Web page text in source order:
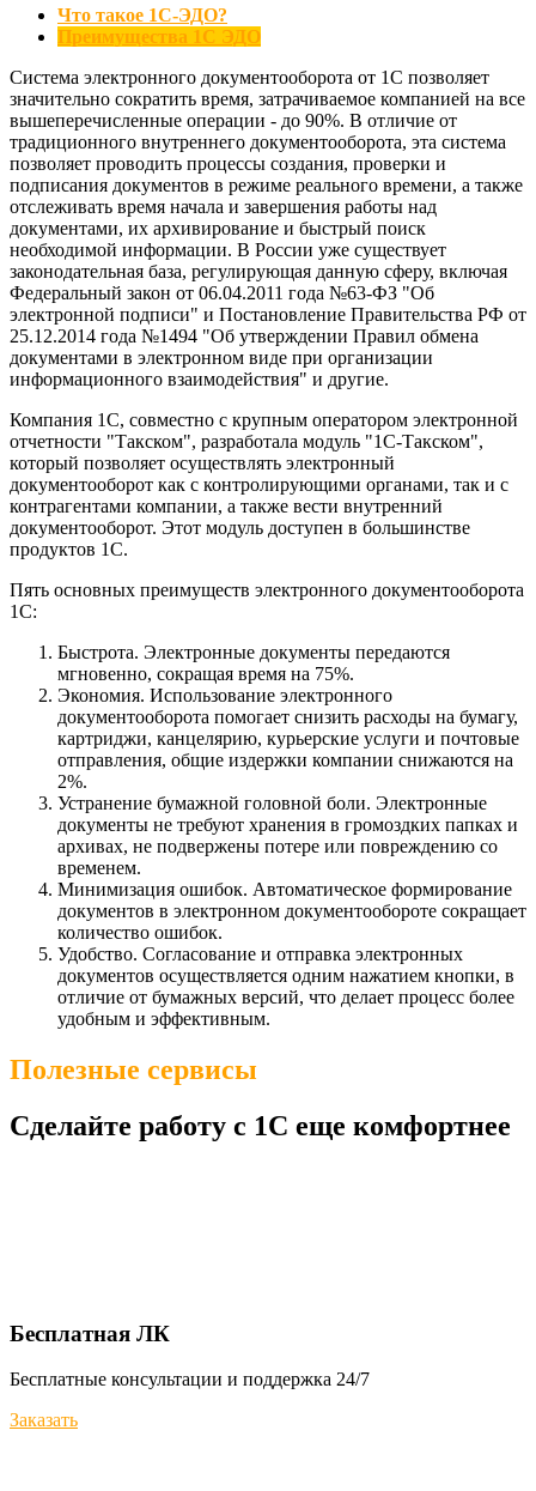
Что такое 1С-ЭДО?
Преимущества 1С ЭДО
Система электронного документооборота от 1С позволяет
значительно сократить время, затрачиваемое компанией на все
вышеперечисленные операции - до 90%. В отличие от
традиционного внутреннего документооборота, эта система
позволяет проводить процессы создания, проверки и
подписания документов в режиме реального времени, а также
отслеживать время начала и завершения работы над
документами, их архивирование и быстрый поиск
необходимой информации. В России уже существует
законодательная база, регулирующая данную сферу, включая
Федеральный закон от 06.04.2011 года №63-ФЗ "Об
электронной подписи" и Постановление Правительства РФ от
25.12.2014 года №1494 "Об утверждении Правил обмена
документами в электронном виде при организации
информационного взаимодействия" и другие.
Компания 1С, совместно с крупным оператором электронной
отчетности "Такском", разработала модуль "1С-Такском",
который позволяет осуществлять электронный
документооборот как с контролирующими органами, так и с
контрагентами компании, а также вести внутренний
документооборот. Этот модуль доступен в большинстве
продуктов 1С.
Пять основных преимуществ электронного документооборота
1С:
Быстрота. Электронные документы передаются
мгновенно, сокращая время на 75%.
Экономия. Использование электронного
документооборота помогает снизить расходы на бумагу,
картриджи, канцелярию, курьерские услуги и почтовые
отправления, общие издержки компании снижаются на
2%.
Устранение бумажной головной боли. Электронные
документы не требуют хранения в громоздких папках и
архивах, не подвержены потере или повреждению со
временем.
Минимизация ошибок. Автоматическое формирование
документов в электронном документообороте сокращает
количество ошибок.
Удобство. Согласование и отправка электронных
документов осуществляется одним нажатием кнопки, в
отличие от бумажных версий, что делает процесс более
удобным и эффективным.
Полезные сервисы
Сделайте работу с 1С еще комфортнее
Бесплатная ЛК
Бесплатные консультации и поддержка 24/7
Заказать